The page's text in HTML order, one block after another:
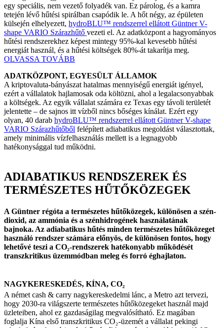
egy speciális, nem vezető folyadék van. Ez párolog, és a kamra
tetején lévő hűtési spirálban csapódik le. A hőt négy, az épületen
külsején elhelyezett, hydroBLU™ rendszerrel ellátott Güntner V-
shape VARIO Szárazhűtő vezeti el. Az adatközpont a hagyományos
hűtési rendszerekhez képest mintegy 95%-kal kevesebb hűtési
energiát használ, és a hűtési költségek 80%-át takarítja meg.
OLVASSA TOVÁBB
ADATKÖZPONT, EGYESÜLT ÁLLAMOK
A kriptovaluta-bányászat hatalmas mennyiségű energiát igényel,
ezért a vállalatok hajlamosak oda költözni, ahol a legalacsonyabbak
a költségek. Az egyik vállalat számára ez Texas egy távoli területét
jelentette – de sajnos itt vízből nincs bőséges kínálat. Ezért egy
olyan, 40 darab hydroBLU™ rendszerrel ellátott Güntner V-shape
VARIO Szárazhűtőből felépített adiabatikus megoldást választottak,
amely minimális vízfelhasználás mellett is a legnagyobb
hatékonysággal tud működni.
ADIABATIKUS RENDSZEREK ÉS
TERMÉSZETES HŰTŐKÖZEGEK
A Güntner régóta a természetes hűtőközegek, különösen a szén-
dioxid, az ammónia és a szénhidrogének használatának
bajnoka. Az adiabatikus hűtés minden természetes hűtőközeget
használó rendszer számára előnyös, de különösen fontos, hogy
lehetővé teszi a CO₂-rendszerek hatékonyabb működését
transzkritikus üzemmódban meleg és forró éghajlaton.
NAGYKERESKEDÉS, KÍNA, CO₂
A német cash & carry nagykereskedelmi lánc, a Metro azt tervezi,
hogy 2030-ra világszerte természetes hűtőközegeket használ majd
üzleteiben, ahol ez gazdaságilag megvalósítható. Ez magában
foglalja Kína első transzkritikus CO₂-üzemét a vállalat pekingi